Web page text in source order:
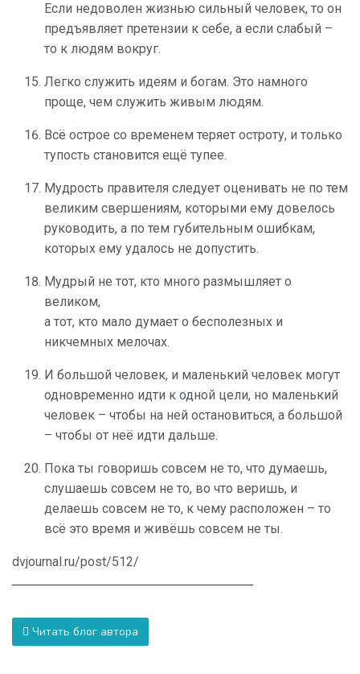
Если недоволен жизнью сильный человек, то он
предъявляет претензии к себе, а если слабый –
то к людям вокруг.
Легко служить идеям и богам. Это намного
проще, чем служить живым людям.
Всё острое со временем теряет остроту, и только
тупость становится ещё тупее.
Мудрость правителя следует оценивать не по тем
великим свершениям, которыми ему довелось
руководить, а по тем губительным ошибкам,
которых ему удалось не допустить.
Мудрый не тот, кто много размышляет о
великом,
а тот, кто мало думает о бесполезных и
никчемных мелочах.
И большой человек, и маленький человек могут
одновременно идти к одной цели, но маленький
человек – чтобы на ней остановиться, а большой
– чтобы от неё идти дальше.
Пока ты говоришь совсем не то, что думаешь,
слушаешь совсем не то, во что веришь, и
делаешь совсем не то, к чему расположен – то
всё это время и живёшь совсем не ты.
dvjournal.ru/post/512/
Читать блог автора